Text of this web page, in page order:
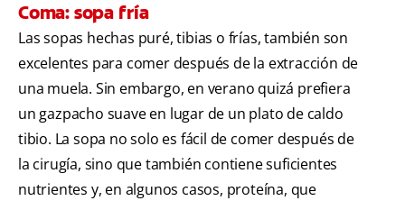
Coma: sopa fría
Las sopas hechas puré, tibias o frías, también son
excelentes para comer después de la extracción de
una muela. Sin embargo, en verano quizá prefiera
un gazpacho suave en lugar de un plato de caldo
tibio. La sopa no solo es fácil de comer después de
la cirugía, sino que también contiene suficientes
nutrientes y, en algunos casos, proteína, que